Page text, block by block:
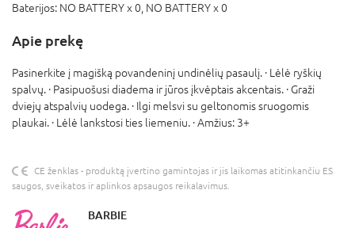
Baterijos: NO BATTERY x 0, NO BATTERY x 0
Apie prekę
Pasinerkite į magišką povandeninį undinėlių pasaulį. · Lėlė ryškių
spalvų. · Pasipuošusi diadema ir jūros įkvėptais akcentais. · Graži
dviejų atspalvių uodega. · Ilgi melsvi su geltonomis sruogomis
plaukai. · Lėlė lankstosi ties liemeniu. · Amžius: 3+
CE ženklas - produktą įvertino gamintojas ir jis laikomas atitinkančiu ES
saugos, sveikatos ir aplinkos apsaugos reikalavimus.
BARBIE